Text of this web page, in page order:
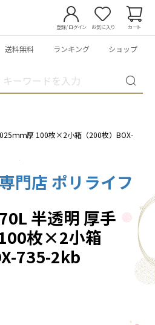
登録/ログイン お気に入り カート
送料無料 ランキング ショップ
ｍｍ厚 100枚×2小箱（200枚）BOX-
1 /
門店 ポリライフ
半透明 厚手
枚×2小箱
735-2kb